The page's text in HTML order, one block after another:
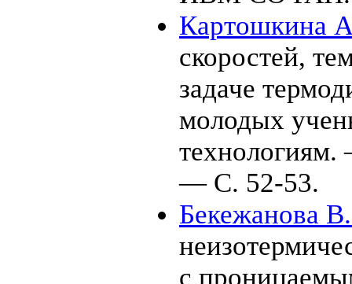
Картошкина
скоростей,
задаче
молодых
— С. 52-53.
Бекежанова
с